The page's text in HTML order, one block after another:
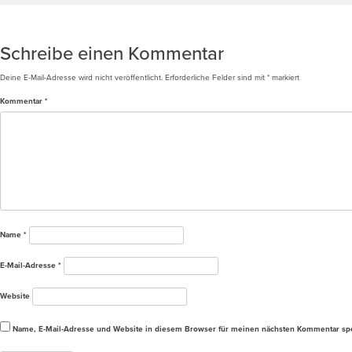
Schreibe einen Kommentar
Deine E-Mail-Adresse wird nicht veröffentlicht. Erforderliche Felder sind mit * markiert
Kommentar *
Name *
E-Mail-Adresse *
Website
Name, E-Mail-Adresse und Website in diesem Browser für meinen nächsten Kommentar